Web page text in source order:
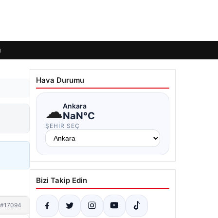
#17094
Hava Durumu
☁Ankara
NaN°C
ŞEHIR SEÇ
Bizi Takip Edin